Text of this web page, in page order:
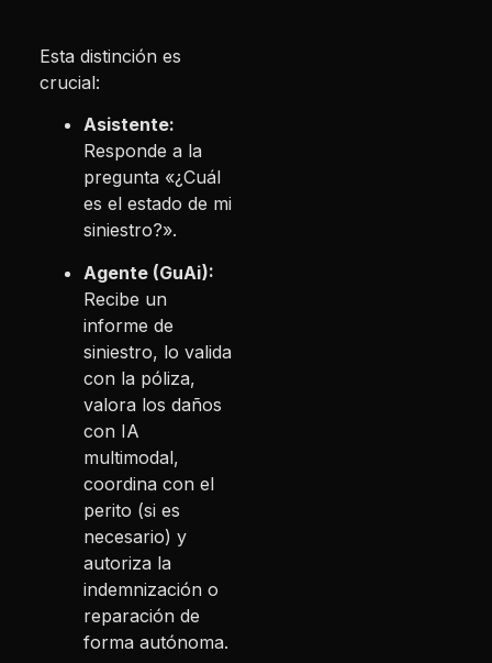
Esta distinción es
crucial:
Asistente:
Responde a la
pregunta «¿Cuál
es el estado de mi
siniestro?».
Agente (GuAi):
Recibe un
informe de
siniestro, lo valida
con la póliza,
valora los daños
con IA
multimodal,
coordina con el
perito (si es
necesario) y
autoriza la
indemnización o
reparación de
forma autónoma.